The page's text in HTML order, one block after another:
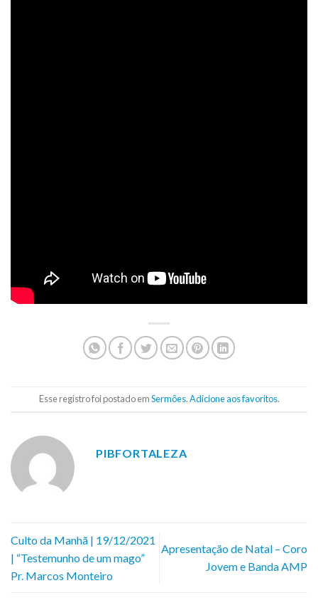
Esse registro foi postado emSermões.Adicione aos favoritos.
PIBFORTALEZA
Culto da Manhã | 19/12/2021
| “Testemunho de um mago”
Pr. Marcos Monteiro
Apresentação de Natal – Coro
Jovem e Banda AMP